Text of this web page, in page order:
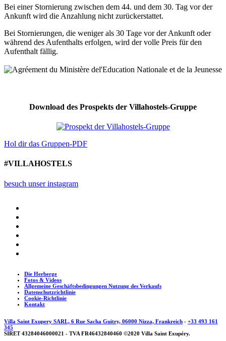
Bei einer Stornierung zwischen dem 44. und dem 30. Tag vor der
Ankunft wird die Anzahlung nicht zurückerstattet.
Bei Stornierungen, die weniger als 30 Tage vor der Ankunft oder
während des Aufenthalts erfolgen, wird der volle Preis für den
Aufenthalt fällig.
Download des Prospekts der Villahostels-Gruppe
Hol dir das Gruppen-PDF
#VILLAHOSTELS
besuch unser instagram
Die Herberge
Fotos & Videos
Allgemeine Geschäftsbedingungen Nutzung des Verkaufs
Datenschutzrichtlinie
Cookie-Richtlinie
Kontakt
Villa Saint Exupery SARL, 6 Rue Sacha Guitry, 06000 Nizza, Frankreich - +33 493 161
345
SIRET 43284046000021 - TVA FR46432840460 ©2020 Villa Saint Exupéry.